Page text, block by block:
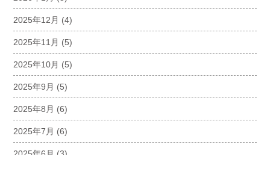
2025年12月 (4)
2025年11月 (5)
2025年10月 (5)
2025年9月 (5)
2025年8月 (6)
2025年7月 (6)
2025年6月 (3)